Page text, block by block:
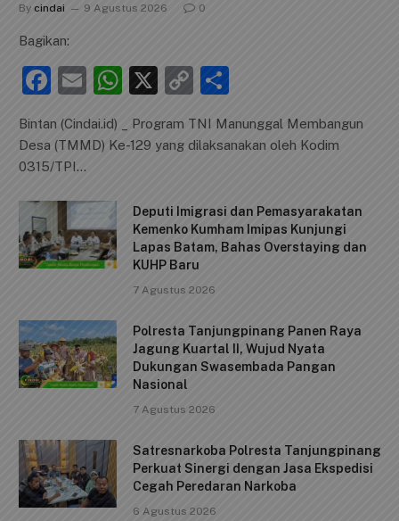
By cindai 9 Agustus 2026 0
Bagikan:
F
c
e
b
o
o
k
E
ai
W
at
p
p
X
C
p
n
k
ar
Bintan (Cindai.id) _ Program TNI Manunggal Membangun
Desa (TMMD) Ke-129 yang dilaksanakan oleh Kodim
0315/TPI…
Deputi Imigrasi dan Pemasyarakatan
Kemenko Kumham Imipas Kunjungi
Lapas Batam, Bahas Overstaying dan
KUHP Baru
7 Agustus 2026
Polresta Tanjungpinang Panen Raya
Jagung Kuartal II, Wujud Nyata
Dukungan Swasembada Pangan
Nasional
7 Agustus 2026
Satresnarkoba Polresta Tanjungpinang
Perkuat Sinergi dengan Jasa Ekspedisi
Cegah Peredaran Narkoba
6 Agustus 2026